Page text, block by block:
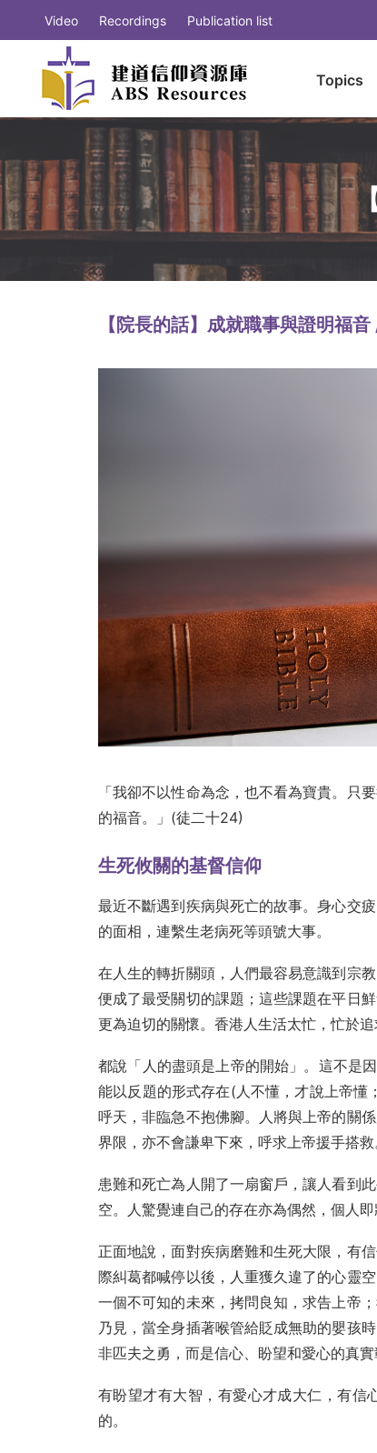
Video Recordings Publication list
Topics
【院長的話】成就職事與證明福
「我卻不以性命為念，也不看為寶貴。只
的福音。」(徒二十24)
生死攸關的基督信仰
最近不斷遇到疾病與死亡的故事。身心交
的面相，連繫生老病死等頭號大事。
在人生的轉折關頭，人們最容易意識到宗
便成了最受關切的課題；這些課題在平日
更為迫切的關懷。香港人生活太忙，忙於
都說「人的盡頭是上帝的開始」。這不是
能以反題的形式存在(人不懂，才說上帝
呼天，非臨急不抱佛腳。人將與上帝的關
界限，亦不會謙卑下來，呼求上帝援手搭救
患難和死亡為人開了一扇窗戶，讓人看到
空。人驚覺連自己的存在亦為偶然，個人
正面地說，面對疾病磨難和生死大限，有
際糾葛都喊停以後，人重獲久違了的心靈
一個不可知的未來，拷問良知，求告上帝
乃見，當全身插著喉管給貶成無助的嬰孩
非匹夫之勇，而是信心、盼望和愛心的真實
有盼望才有大智，有愛心才成大仁，有信
的。